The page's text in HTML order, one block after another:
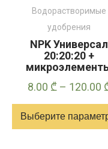
Водорастворимые
удобрения
NPK Универсал
20:20:20 +
8.00 ₾ – 120.00
Выберите